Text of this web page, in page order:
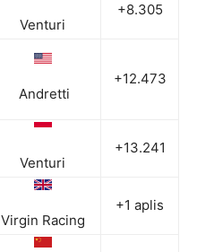
Venturi
+8.305
Andretti
+12.473
Venturi
+13.241
Virgin Racing
+1 aplis